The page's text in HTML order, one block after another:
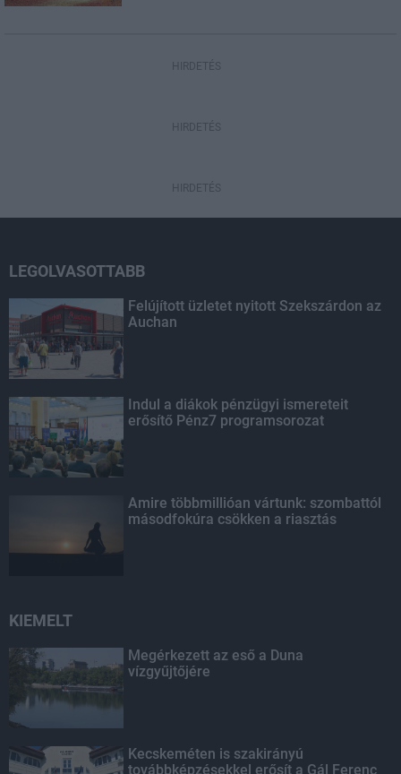
HIRDETÉS
HIRDETÉS
HIRDETÉS
LEGOLVASOTTABB
Felújított üzletet nyitott Szekszárdon az
Auchan
Indul a diákok pénzügyi ismereteit
erősítő Pénz7 programsorozat
Amire többmillióan vártunk: szombattól
másodfokúra csökken a riasztás
KIEMELT
Megérkezett az eső a Duna
vízgyűjtőjére
Kecskeméten is szakirányú
továbbképzésekkel erősít a Gál Ferenc